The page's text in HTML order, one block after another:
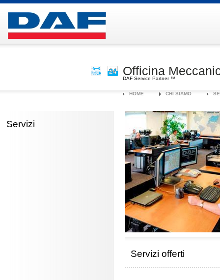
Officina
DAF Service Partner ™
HOME CHI SIAMO
Servizi
Servizi offerti